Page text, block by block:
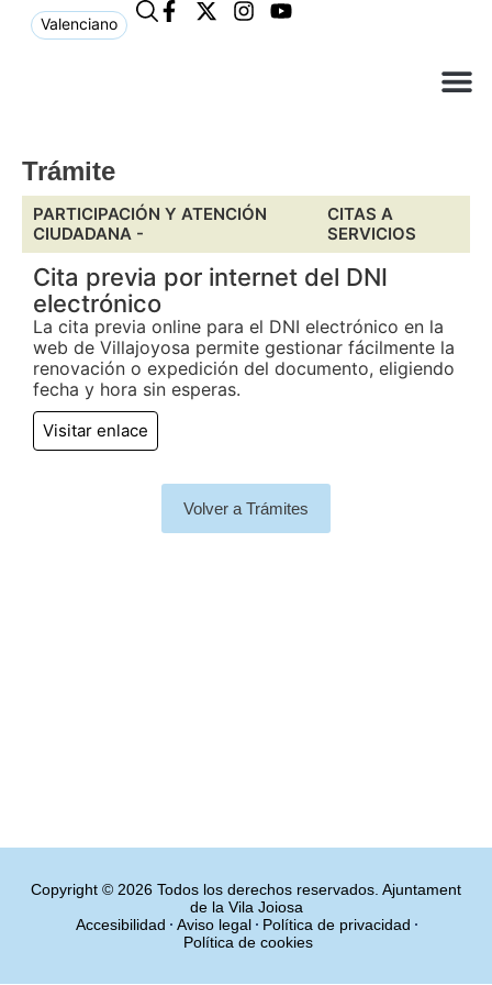
Valenciano
Trámite
PARTICIPACIÓN Y ATENCIÓN
CIUDADANA -
CITAS A
SERVICIOS
Cita previa por internet del DNI
electrónico
La cita previa online para el DNI electrónico en la
web de Villajoyosa permite gestionar fácilmente la
renovación o expedición del documento, eligiendo
fecha y hora sin esperas.
Visitar enlace
Volver a Trámites
Copyright © 2026 Todos los derechos reservados. Ajuntament
de la Vila Joiosa
Accesibilidad
Aviso legal
Política de privacidad
Política de cookies